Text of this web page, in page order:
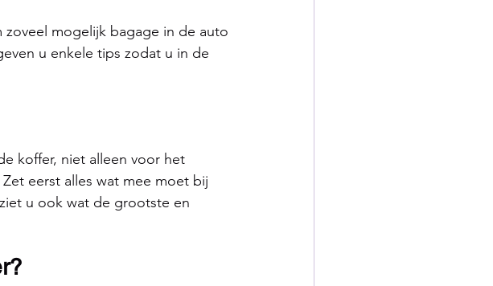
mogelijk bagage in de auto
u enkele tips zodat u in de
koffer, niet alleen voor het
eerst alles wat mee moet bij
u ook wat de grootste en